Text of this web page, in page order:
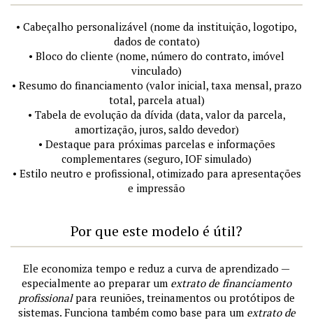
• Cabeçalho personalizável (nome da instituição, logotipo,
dados de contato)
• Bloco do cliente (nome, número do contrato, imóvel
vinculado)
• Resumo do financiamento (valor inicial, taxa mensal, prazo
total, parcela atual)
• Tabela de evolução da dívida (data, valor da parcela,
amortização, juros, saldo devedor)
• Destaque para próximas parcelas e informações
complementares (seguro, IOF simulado)
• Estilo neutro e profissional, otimizado para apresentações
e impressão
Por que este modelo é útil?
Ele economiza tempo e reduz a curva de aprendizado —
especialmente ao preparar um extrato de financiamento
profissionalpara reuniões, treinamentos ou protótipos de
sistemas. Funciona também como base para um extrato de